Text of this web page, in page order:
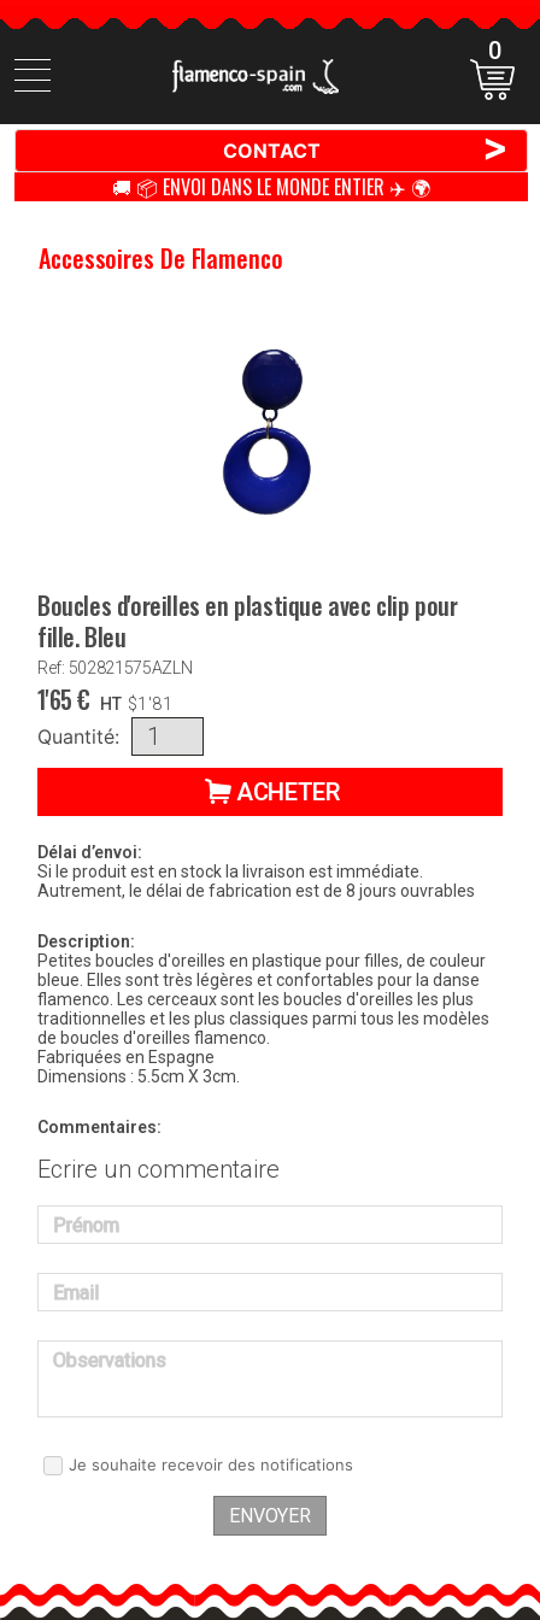
Cherchez
des
0
CONTACT >
🚚 📦 ENVOI DANS LE MONDE ENTIER ✈️ 🌍
Accessoires De Flamenco
Boucles d'oreilles en plastique avec clip pour
fille. Bleu
Ref: 502821575AZLN
1'65€ HT $1'81
Quantité:
ACHETER
Délai d’envoi:
Si le produit est en stock la livraison est immédiate.
Autrement, le délai de fabrication est de 8 jours ouvrables
Description:
Petites boucles d'oreilles en plastique pour filles, de couleur
bleue. Elles sont très légères et confortables pour la danse
flamenco. Les cerceaux sont les boucles d'oreilles les plus
traditionnelles et les plus classiques parmi tous les modèles
de boucles d'oreilles flamenco.
Fabriquées en Espagne
Dimensions : 5.5cm X 3cm.
Commentaires:
Ecrire un commentaire
Prénom
Email
Observations
Je souhaite recevoir des notifications
ENVOYER